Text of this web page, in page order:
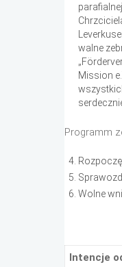
walne
Mission
Programm
Wolne
Intencje